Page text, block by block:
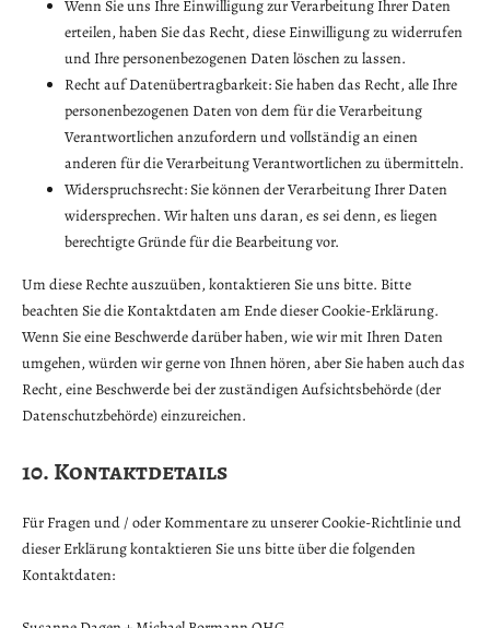
Wenn Sie uns Ihre Einwilligung zur Verarbeitung Ihrer Daten
erteilen, haben Sie das Recht, diese Einwilligung zu widerrufen
und Ihre personenbezogenen Daten löschen zu lassen.
Recht auf Datenübertragbarkeit: Sie haben das Recht, alle Ihre
personenbezogenen Daten von dem für die Verarbeitung
Verantwortlichen anzufordern und vollständig an einen
anderen für die Verarbeitung Verantwortlichen zu übermitteln.
Widerspruchsrecht: Sie können der Verarbeitung Ihrer Daten
widersprechen. Wir halten uns daran, es sei denn, es liegen
berechtigte Gründe für die Bearbeitung vor.
Um diese Rechte auszuüben, kontaktieren Sie uns bitte. Bitte
beachten Sie die Kontaktdaten am Ende dieser Cookie-Erklärung.
Wenn Sie eine Beschwerde darüber haben, wie wir mit Ihren Daten
umgehen, würden wir gerne von Ihnen hören, aber Sie haben auch das
Recht, eine Beschwerde bei der zuständigen Aufsichtsbehörde (der
Datenschutzbehörde) einzureichen.
10. Kontaktdetails
Für Fragen und / oder Kommentare zu unserer Cookie-Richtlinie und
dieser Erklärung kontaktieren Sie uns bitte über die folgenden
Kontaktdaten: